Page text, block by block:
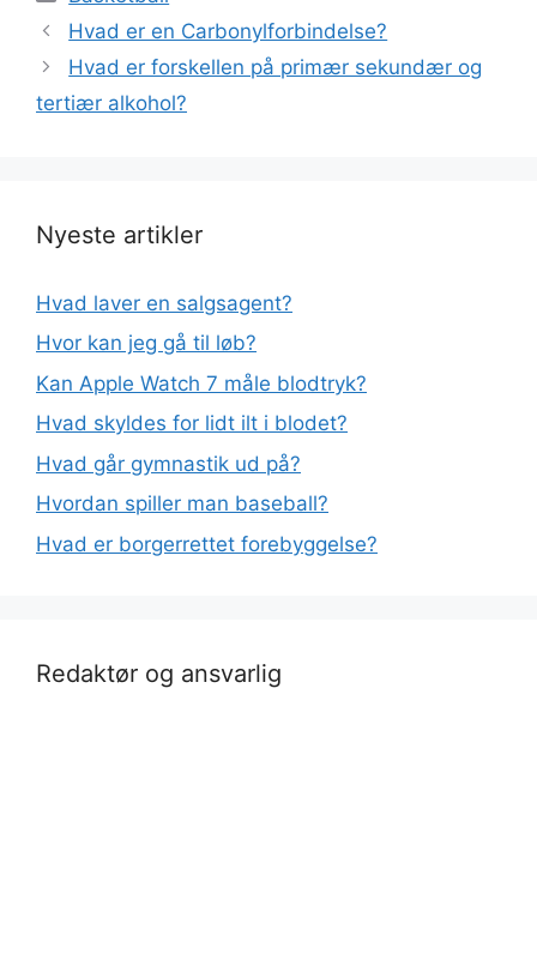
Hvad er en Carbonylforbindelse?
Hvad er forskellen på primær sekundær og
tertiær alkohol?
Nyeste artikler
Hvad laver en salgsagent?
Hvor kan jeg gå til løb?
Kan Apple Watch 7 måle blodtryk?
Hvad skyldes for lidt ilt i blodet?
Hvad går gymnastik ud på?
Hvordan spiller man baseball?
Hvad er borgerrettet forebyggelse?
Redaktør og ansvarlig